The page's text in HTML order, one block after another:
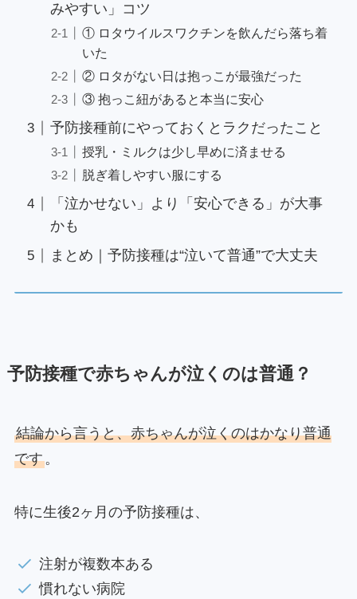
みやすい」コツ
① ロタウイルスワクチンを飲んだら落ち着
いた
② ロタがない日は抱っこが最強だった
③ 抱っこ紐があると本当に安心
予防接種前にやっておくとラクだったこと
授乳・ミルクは少し早めに済ませる
脱ぎ着しやすい服にする
「泣かせない」より「安心できる」が大事
かも
まとめ｜予防接種は“泣いて普通”で大丈夫
予防接種で赤ちゃんが泣くのは普通？
結論から言うと、赤ちゃんが泣くのはかなり普通
です。
特に生後2ヶ月の予防接種は、
注射が複数本ある
慣れない病院